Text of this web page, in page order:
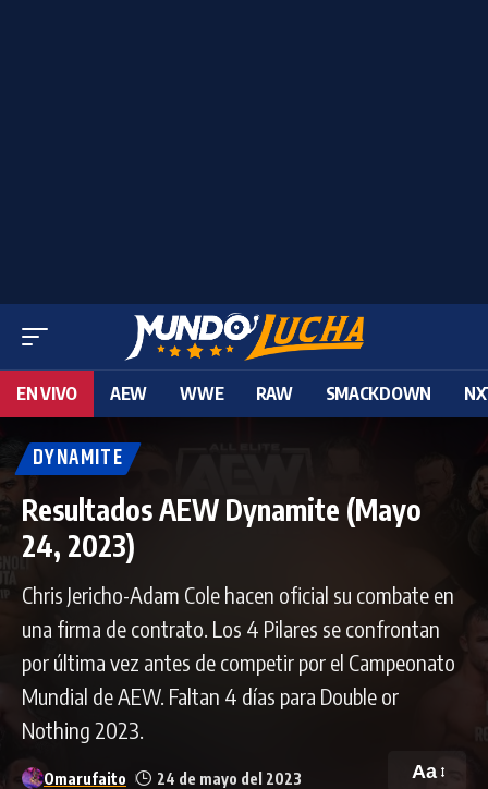
EN VIVO AEW WWE RAW SMACKDOWN
DYNAMITE
Resultados AEW Dynamite (Mayo
24, 2023)
Chris Jericho-Adam Cole hacen oficial su combate en
una firma de contrato. Los 4 Pilares se confrontan
por última vez antes de competir por el Campeonato
Mundial de AEW. Faltan 4 días para Double or
Nothing 2023.
Omarufaito 24 de mayo del 2023 Aa